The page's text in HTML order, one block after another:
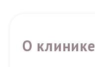
О клинике